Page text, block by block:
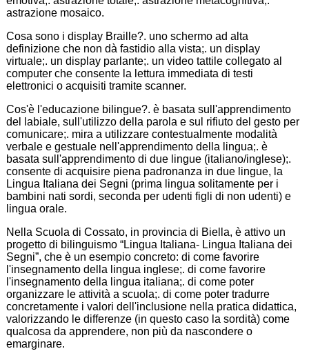
astrazione mosaico.
Cosa sono i display Braille?. uno schermo ad alta
definizione che non dà fastidio alla vista;. un display
virtuale;. un display parlante;. un video tattile collegato al
computer che consente la lettura immediata di testi
elettronici o acquisiti tramite scanner.
Cos'è l'educazione bilingue?. è basata sull'apprendimento
del labiale, sull'utilizzo della parola e sul rifiuto del gesto per
comunicare;. mira a utilizzare contestualmente modalità
verbale e gestuale nell'apprendimento della lingua;. è
basata sull'apprendimento di due lingue (italiano/inglese);.
consente di acquisire piena padronanza in due lingue, la
Lingua Italiana dei Segni (prima lingua solitamente per i
bambini nati sordi, seconda per udenti figli di non udenti) e
lingua orale.
Nella Scuola di Cossato, in provincia di Biella, è attivo un
progetto di bilinguismo “Lingua Italiana- Lingua Italiana dei
Segni”, che è un esempio concreto: di come favorire
l'insegnamento della lingua inglese;. di come favorire
l'insegnamento della lingua italiana;. di come poter
organizzare le attività a scuola;. di come poter tradurre
concretamente i valori dell'inclusione nella pratica didattica,
valorizzando le differenze (in questo caso la sordità) come
qualcosa da apprendere, non più da nascondere o
emarginare.